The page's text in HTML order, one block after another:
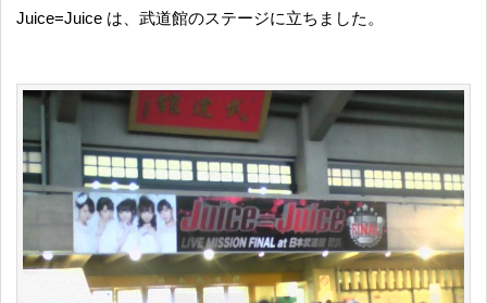
Juice=Juice は、武道館のステージに立ちました。